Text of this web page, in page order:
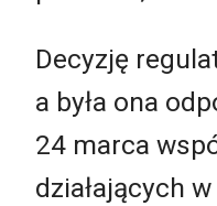
Decyzję
a była ona
24 marca
działających